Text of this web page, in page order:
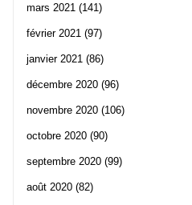
mars 2021 (141)
février 2021 (97)
janvier 2021 (86)
décembre 2020 (96)
novembre 2020 (106)
octobre 2020 (90)
septembre 2020 (99)
août 2020 (82)